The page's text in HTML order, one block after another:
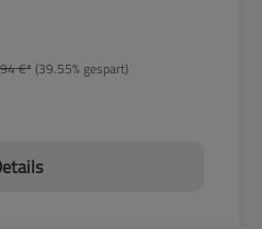
€*(39.55% gespart)